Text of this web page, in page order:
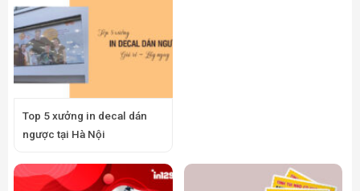
Top 5 xưởng in decal dán
ngược tại Hà Nội